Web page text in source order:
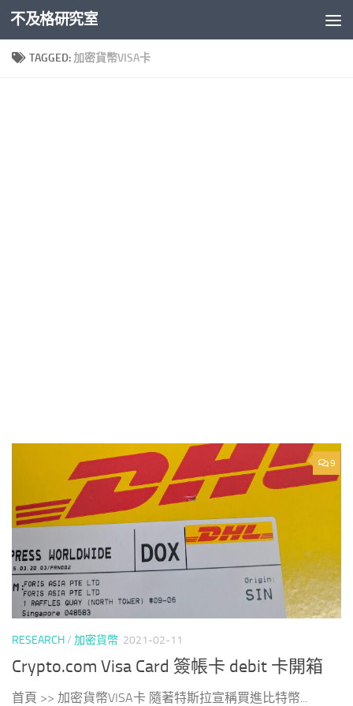
Skip to content
不及格研究室
TAGGED: 加密貨幣VISA卡
9
RESEARCH/ 加密貨幣 2021-02-11
Crypto.com Visa Card 簽帳卡 debit 卡開箱
首頁 >> 加密貨幣VISA卡 隨著特斯拉宣稱買進比特幣...